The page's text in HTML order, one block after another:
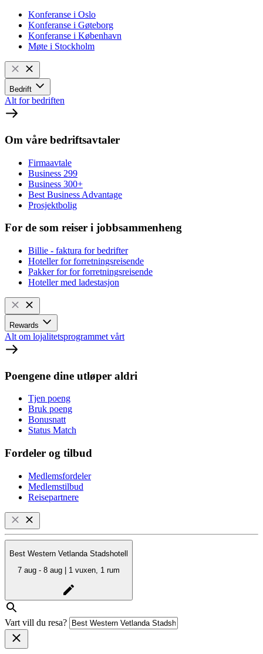
Konferanse i Oslo
Konferanse i Gøteborg
Konferanse i København
Møte i Stockholm
Bedrift
Alt for bedriften
Om våre bedriftsavtaler
Firmaavtale
Business 299
Business 300+
Best Business Advantage
Prosjektbolig
For de som reiser i jobbsammenheng
Billie - faktura for bedrifter
Hoteller for forretningsreisende
Pakker for for forretningsreisende
Hoteller med ladestasjon
Rewards
Alt om lojalitetsprogrammet vårt
Poengene dine utløper aldri
Tjen poeng
Bruk poeng
Bonusnatt
Status Match
Fordeler og tilbud
Medlemsfordeler
Medlemstilbud
Reisepartnere
Best Western Vetlanda Stadshotell
7 aug - 8 aug | 1 vuxen, 1 rum
Vart vill du resa?